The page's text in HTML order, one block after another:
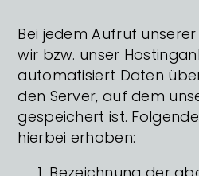
Bei jedem Aufruf
wir bzw. unser
automatisiert Daten
den Server, auf dem
gespeichert ist.
hierbei erhoben: